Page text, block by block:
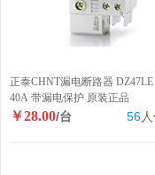
正泰CHNT漏电断路器 DZ47LE
40A 带漏电保护 原装正品
￥28.00/台 56人